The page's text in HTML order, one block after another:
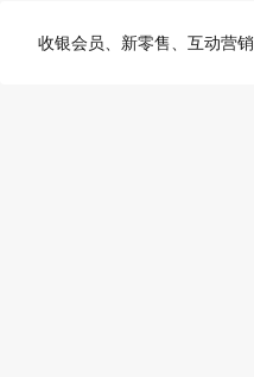
收银会员、新零售、互动营销